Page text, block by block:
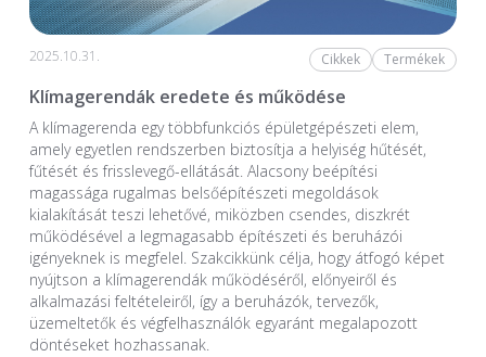
2025.10.31. Cikkek Termékek
Klímagerendák eredete és működése
A klímagerenda egy többfunkciós épületgépészeti elem,
amely egyetlen rendszerben biztosítja a helyiség hűtését,
fűtését és frisslevegő-ellátását. Alacsony beépítési
magassága rugalmas belsőépítészeti megoldások
kialakítását teszi lehetővé, miközben csendes, diszkrét
működésével a legmagasabb építészeti és beruházói
igényeknek is megfelel. Szakcikkünk célja, hogy átfogó képet
nyújtson a klímagerendák működéséről, előnyeiről és
alkalmazási feltételeiről, így a beruházók, tervezők,
üzemeltetők és végfelhasználók egyaránt megalapozott
döntéseket hozhassanak.